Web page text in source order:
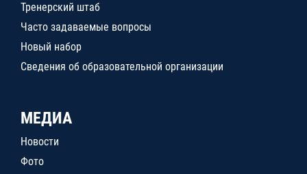
Тренерский штаб
Часто задаваемые вопросы
Новый набор
Сведения об образовательной организации
МЕДИА
Новости
Фото